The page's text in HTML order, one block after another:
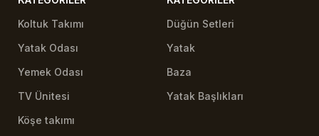
Koltuk Takımı
Yatak Odası
Yemek Odası
TV Ünitesi
Köşe takımı
Düğün Setleri
Yatak
Baza
Yatak Başlıkları